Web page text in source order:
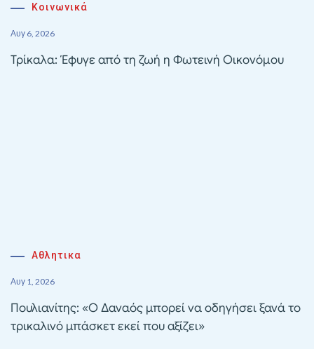
Κοινωνικά
Αυγ 6, 2026
Τρίκαλα: Έφυγε από τη ζωή η Φωτεινή Οικονόμου
Αθλητικα
Αυγ 1, 2026
Πουλιανίτης: «Ο Δαναός μπορεί να οδηγήσει ξανά το
τρικαλινό μπάσκετ εκεί που αξίζει»